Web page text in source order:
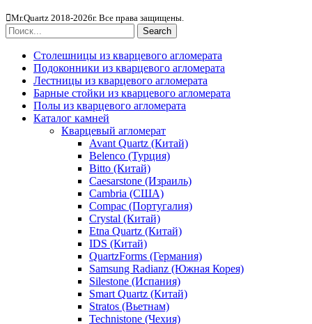
Mr.Quartz 2018-2026г. Все права защищены.
Search
Столешницы из кварцевого агломерата
Подоконники из кварцевого агломерата
Лестницы из кварцевого агломерата
Барные стойки из кварцевого агломерата
Полы из кварцевого агломерата
Каталог камней
Кварцевый агломерат
Avant Quartz (Китай)
Belenco (Турция)
Bitto (Китай)
Caesarstone (Израиль)
Cambria (США)
Compac (Португалия)
Crystal (Китай)
Etna Quartz (Китай)
IDS (Китай)
QuartzForms (Германия)
Samsung Radianz (Южная Корея)
Silestone (Испания)
Smart Quartz (Китай)
Stratos (Вьетнам)
Technistone (Чехия)